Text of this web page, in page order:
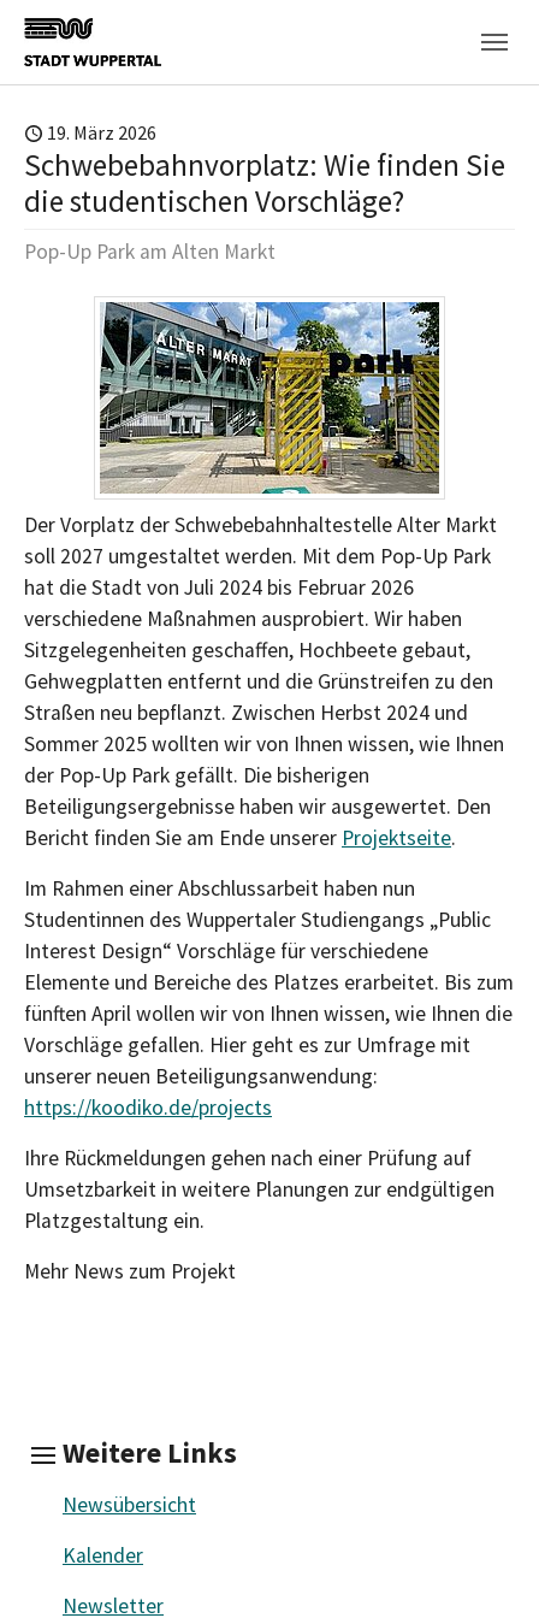
Skip to main content
19. März 2026
Schwebebahnvorplatz: Wie finden Sie
die studentischen Vorschläge?
Pop-Up Park am Alten Markt
Der Vorplatz der Schwebebahnhaltestelle Alter Markt
soll 2027 umgestaltet werden. Mit dem Pop-Up Park
hat die Stadt von Juli 2024 bis Februar 2026
verschiedene Maßnahmen ausprobiert. Wir haben
Sitzgelegenheiten geschaffen, Hochbeete gebaut,
Gehwegplatten entfernt und die Grünstreifen zu den
Straßen neu bepflanzt. Zwischen Herbst 2024 und
Sommer 2025 wollten wir von Ihnen wissen, wie Ihnen
der Pop-Up Park gefällt. Die bisherigen
Beteiligungsergebnisse haben wir ausgewertet. Den
Bericht finden Sie am Ende unserer Projektseite.
Im Rahmen einer Abschlussarbeit haben nun
Studentinnen des Wuppertaler Studiengangs „Public
Interest Design“ Vorschläge für verschiedene
Elemente und Bereiche des Platzes erarbeitet. Bis zum
fünften April wollen wir von Ihnen wissen, wie Ihnen die
Vorschläge gefallen. Hier geht es zur Umfrage mit
unserer neuen Beteiligungsanwendung:
https://koodiko.de/projects
Ihre Rückmeldungen gehen nach einer Prüfung auf
Umsetzbarkeit in weitere Planungen zur endgültigen
Platzgestaltung ein.
Mehr News zum Projekt
Weitere Links
Newsübersicht
Kalender
Newsletter